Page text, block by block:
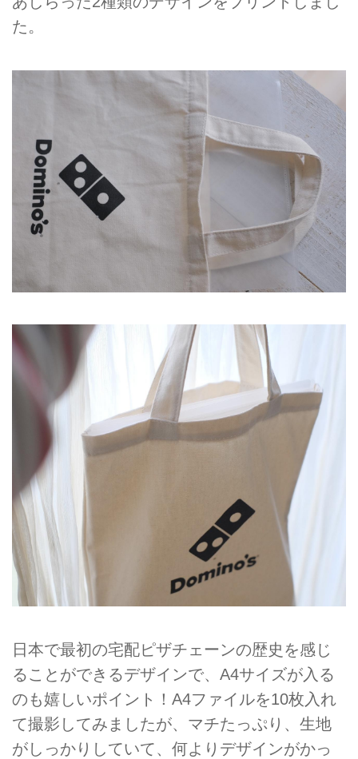
た。
日本で最初の宅配ピザチェーンの歴史を感じ
ることができるデザインで、A4サイズが入る
のも嬉しいポイント！A4ファイルを10枚入れ
て撮影してみましたが、マチたっぷり、生地
がしっかりしていて、何よりデザインがかっ